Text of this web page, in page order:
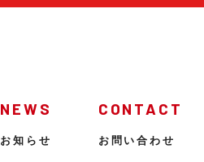
NEWS
お知らせ
CONTACT
お問い合わせ